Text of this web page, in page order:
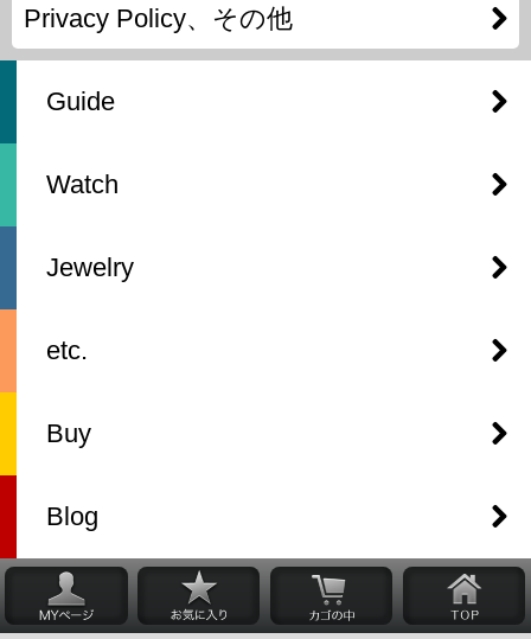
Privacy Policy、その他
Guide
Watch
Jewelry
etc.
Buy
Blog